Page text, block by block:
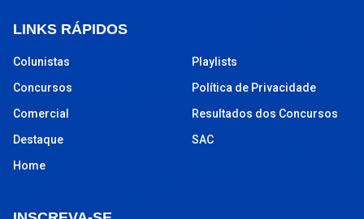
LINKS RÁPIDOS
Colunistas
Concursos
Comercial
Destaque
Home
Playlists
Política de Privacidade
Resultados dos Concursos
SAC